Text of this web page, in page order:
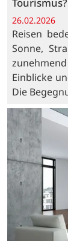
26.02.2026
Reisen
Sonne,
Einblicke
Die